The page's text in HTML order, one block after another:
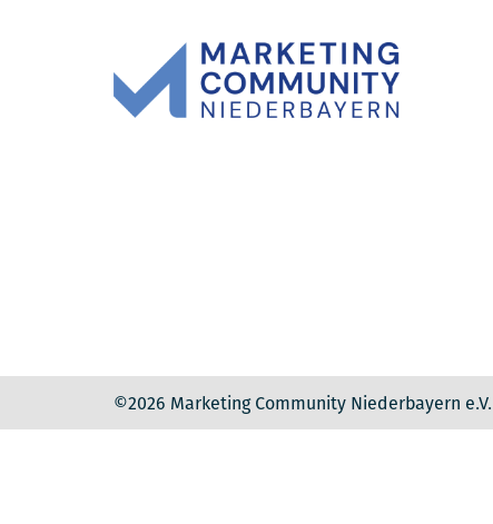
©2026 Marketing Community Niederbayern